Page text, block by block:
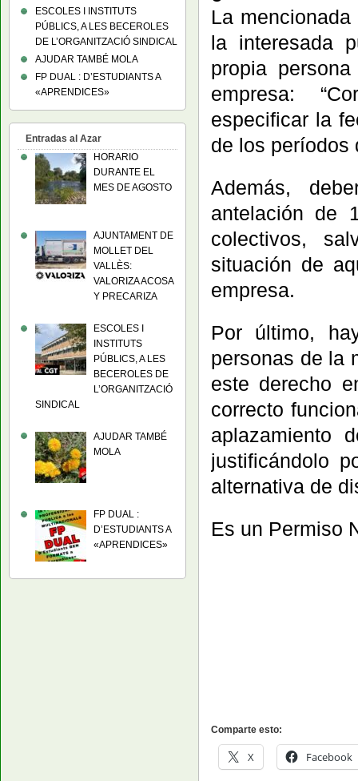
La
la interesada
propia
empresa:
especificar la
de los períodos
Además,
antelación de
colectivos,
situación de
empresa.
Por último,
personas de la
este derecho
correcto
aplazamiento
justificándolo
alternativa de
Es un Permiso
Comparte esto:
X Facebook
ESCOLES I INSTITUTS
PÚBLICS, A LES BECEROLES
DE L’ORGANITZACIÓ SINDICAL
AJUDAR TAMBÉ MOLA
FP DUAL : D’ESTUDIANTS A
«APRENDICES»
Entradas al Azar
HORARIO
DURANTE EL
MES DE AGOSTO
AJUNTAMENT DE
MOLLET DEL
VALLÈS:
VALORIZA ACOSA
Y PRECARIZA
ESCOLES I
INSTITUTS
PÚBLICS, A LES
BECEROLES DE
L’ORGANITZACIÓ
SINDICAL
AJUDAR TAMBÉ
MOLA
FP DUAL :
D’ESTUDIANTS A
«APRENDICES»